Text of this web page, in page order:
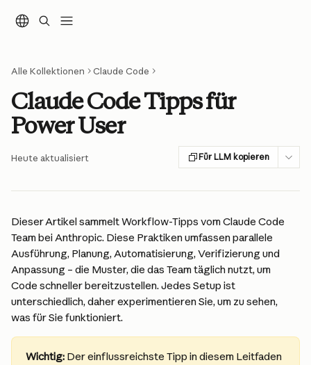
Alle Kollektionen Claude Code
Claude Code Tipps für
Power User
Heute aktualisiert Für LLM kopieren
Dieser Artikel sammelt Workflow-Tipps vom Claude Code
Team bei Anthropic. Diese Praktiken umfassen parallele
Ausführung, Planung, Automatisierung, Verifizierung und
Anpassung – die Muster, die das Team täglich nutzt, um
Code schneller bereitzustellen. Jedes Setup ist
unterschiedlich, daher experimentieren Sie, um zu sehen,
was für Sie funktioniert.
Wichtig: Der einflussreichste Tipp in diesem Leitfaden